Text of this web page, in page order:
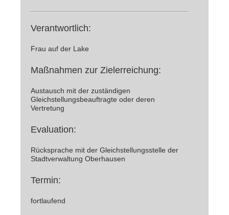
Verantwortlich:
Frau auf der Lake
Maßnahmen zur Zielerreichung:
Austausch mit der zuständigen
Gleichstellungsbeauftragte oder deren
Vertretung
Evaluation:
Rücksprache mit der Gleichstellungsstelle der
Stadtverwaltung Oberhausen
Termin:
fortlaufend